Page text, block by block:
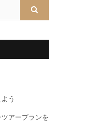
う
アープランを